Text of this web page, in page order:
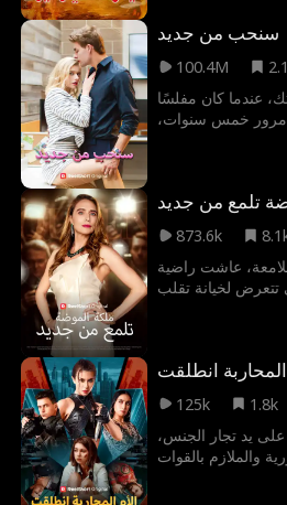
سنحب من جديد
100.4M
عندما كان مفلسًا
مرور خمس سنوات،
للحب؟
تلمع من جديد
873.6k
عاشت راضية
تتعرض لخيانة تقلب
المحاربة انطلقت
125k
1.8k
على يد تجار الجنس،
والملازم بالقوات